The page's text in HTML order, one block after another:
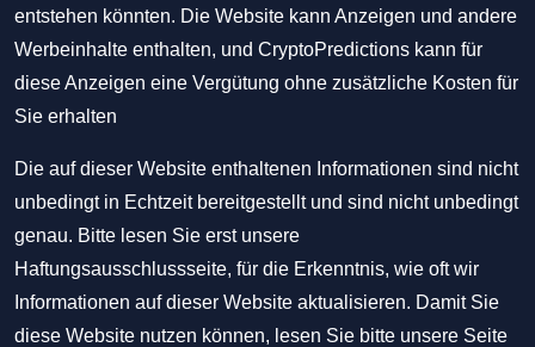
entstehen könnten. Die Website kann Anzeigen und andere
Werbeinhalte enthalten, und CryptoPredictions kann für
diese Anzeigen eine Vergütung ohne zusätzliche Kosten für
Sie erhalten
Die auf dieser Website enthaltenen Informationen sind nicht
unbedingt in Echtzeit bereitgestellt und sind nicht unbedingt
genau. Bitte lesen Sie erst unsere
Haftungsausschlussseite, für die Erkenntnis, wie oft wir
Informationen auf dieser Website aktualisieren. Damit Sie
diese Website nutzen können, lesen Sie bitte unsere Seite